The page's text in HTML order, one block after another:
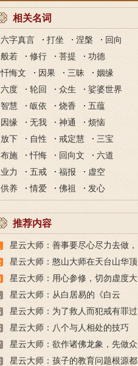
相关名词
六字真言 打坐 涅槃
回向
般若
修行 菩提
功德
忏悔文
因果 三昧
姻缘
六度
轮回 众生
娑婆世界
智慧
皈依 烧香
五蕴
因缘
无我 神通
烦恼
放下
自性 戒定慧
三宝
布施
忏悔 回向文
六道
业力
五戒 福报
虚空
供养
情爱 佛祖 发心
推荐内容
星云大师：善事要尽心尽力去做，
恶事则要毫不犹豫的断除
星云大师：憨山大师在天台山华顶
峰写下的诗偈解释
星云大师：用心参修，切勿虚度大
好时光，时间就是生命
星云大师：从白居易的《白云
泉》，学习出家人的无所求
星云大师：为了救人而犯戒有罪过
吗？这个故事告诉你
星云大师：八个与人相处的技巧
星云大师：欲作诸佛龙象，先做众
生马牛
星云大师：孩子的教育问题根源都